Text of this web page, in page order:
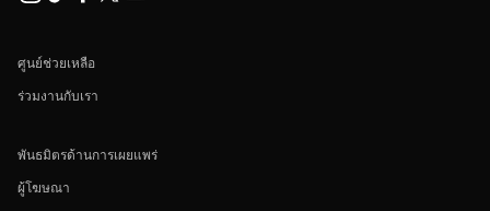
ศูนย์ช่วยเหลือ
ร่วมงานกับเรา
พันธมิตรด้านการเผยแพร่
ผู้โฆษณา